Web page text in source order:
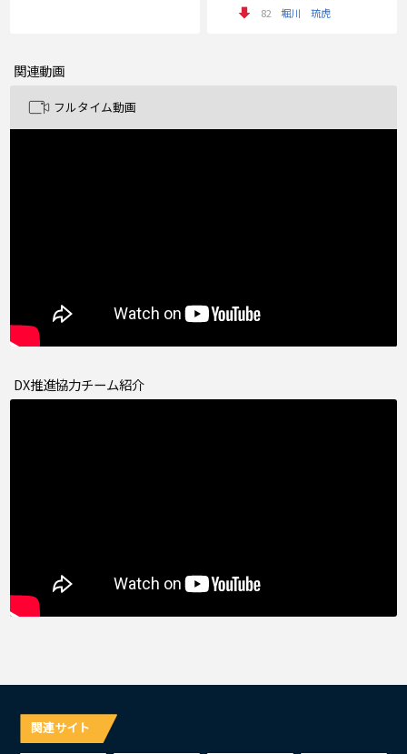
82
堀川 琉虎
関連動画
フルタイム動画
DX推進協力チーム紹介
関連サイト